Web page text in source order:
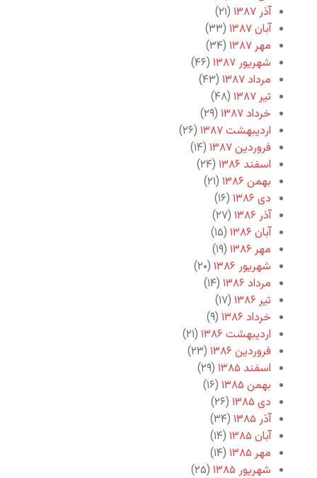
آذر ۱۳۸۷
(۲۱)
آبان ۱۳۸۷
(۳۳)
مهر ۱۳۸۷
(۳۴)
شهریور ۱۳۸۷
(۴۶)
مرداد ۱۳۸۷
(۴۳)
تیر ۱۳۸۷
(۴۸)
خرداد ۱۳۸۷
(۲۹)
اردیبهشت ۱۳۸۷
(۲۶)
فروردین ۱۳۸۷
(۱۴)
اسفند ۱۳۸۶
(۲۴)
بهمن ۱۳۸۶
(۲۱)
دی ۱۳۸۶
(۱۶)
آذر ۱۳۸۶
(۲۷)
آبان ۱۳۸۶
(۱۵)
مهر ۱۳۸۶
(۱۹)
شهریور ۱۳۸۶
(۲۰)
مرداد ۱۳۸۶
(۱۴)
تیر ۱۳۸۶
(۱۷)
خرداد ۱۳۸۶
(۹)
اردیبهشت ۱۳۸۶
(۲۱)
فروردین ۱۳۸۶
(۲۳)
اسفند ۱۳۸۵
(۲۹)
بهمن ۱۳۸۵
(۱۶)
دی ۱۳۸۵
(۲۶)
آذر ۱۳۸۵
(۳۴)
آبان ۱۳۸۵
(۱۴)
مهر ۱۳۸۵
(۱۴)
شهریور ۱۳۸۵
(۲۵)